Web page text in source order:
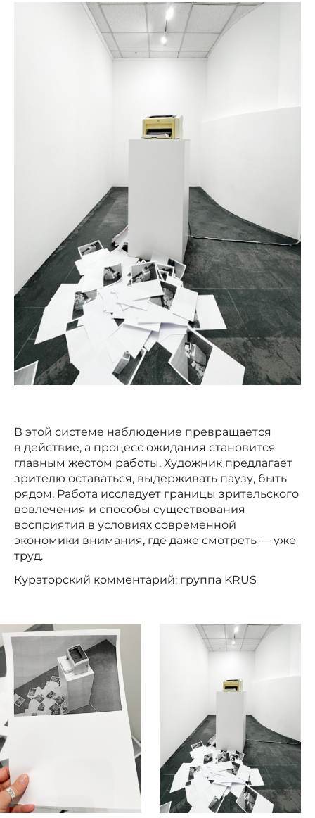
В этой системе наблюдение превращается
в действие, а процесс ожидания становится
главным жестом работы. Художник предлагает
зрителю оставаться, выдерживать паузу, быть
рядом. Работа исследует границы зрительского
вовлечения и способы существования
восприятия в условиях современной
экономики внимания, где даже смотреть — уже
труд.
Кураторский комментарий: группа KRUS